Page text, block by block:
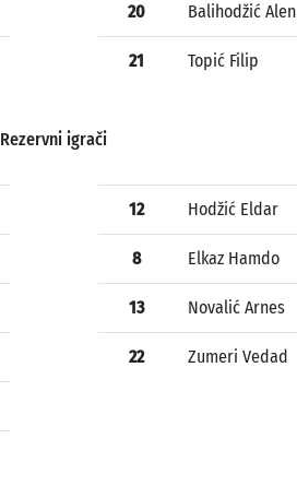
20 Balihodžić Alen
21 Topić Filip
Rezervni igrači
12 Hodžić Eldar
8 Elkaz Hamdo
13 Novalić Arnes
22 Zumeri Vedad